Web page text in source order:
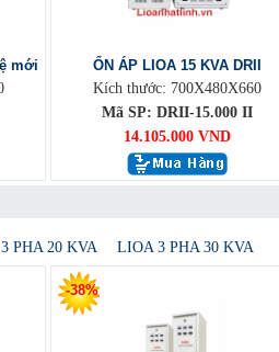
mới
ỔN ÁP LIOA 15 KVA DRII
Kích thước: 700X480X660
Mã SP: DRII-15.000 II
14.105.000 VND
PHA 20 KVA LIOA 3 PHA 30 KVA
-38%